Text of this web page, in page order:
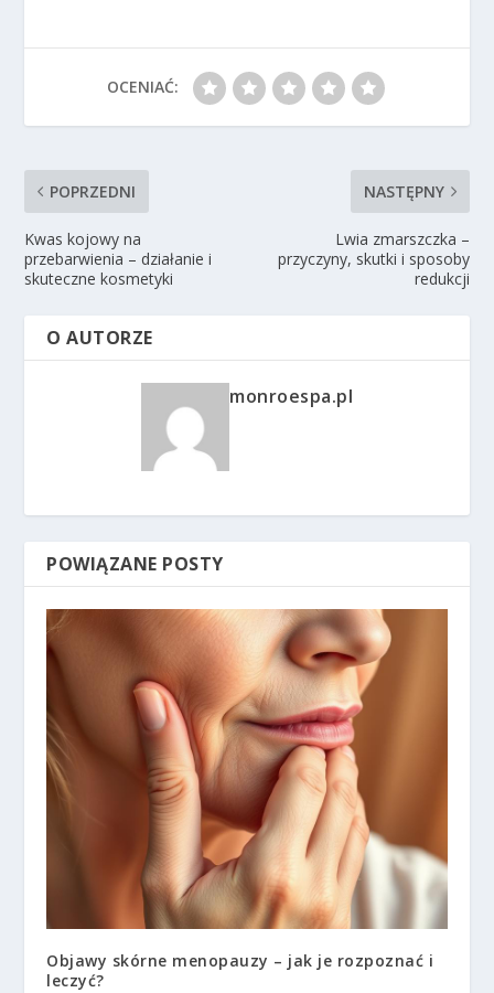
OCENIAĆ:
POPRZEDNI
Kwas kojowy na
przebarwienia – działanie i
skuteczne kosmetyki
NASTĘPNY
Lwia zmarszczka –
przyczyny, skutki i sposoby
redukcji
O AUTORZE
monroespa.pl
POWIĄZANE POSTY
Objawy skórne menopauzy – jak je rozpoznać i
leczyć?